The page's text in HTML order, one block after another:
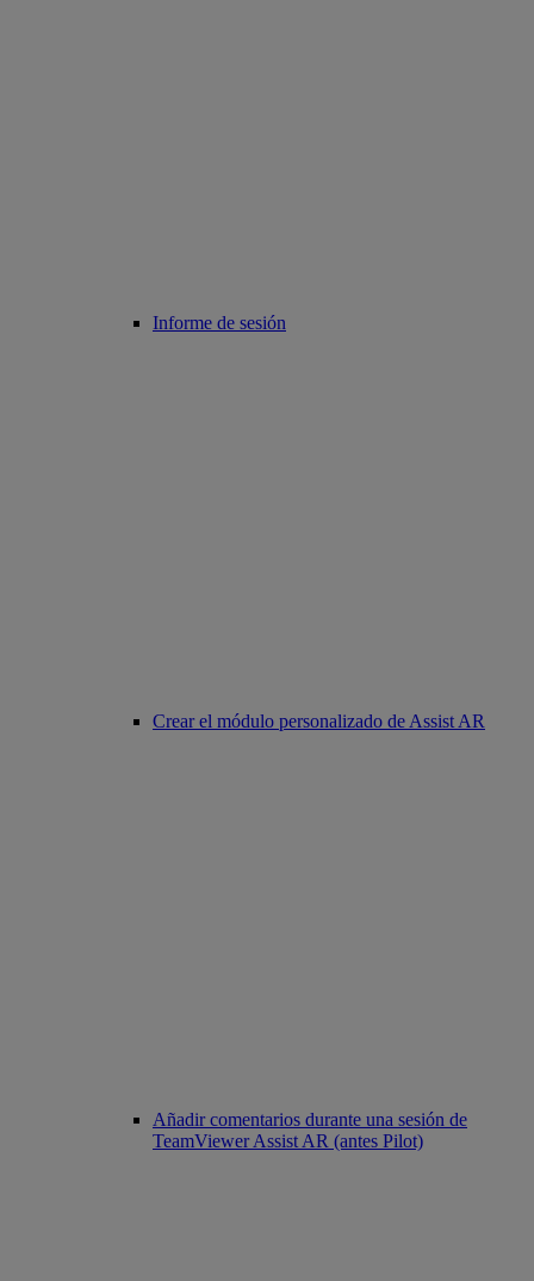
Informe de sesión
Crear el módulo personalizado de Assist AR
Añadir comentarios durante una sesión de
TeamViewer Assist AR (antes Pilot)